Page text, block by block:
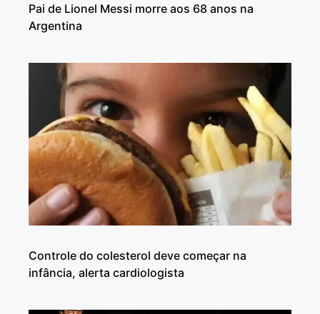
Pai de Lionel Messi morre aos 68 anos na
Argentina
Controle do colesterol deve começar na
infância, alerta cardiologista